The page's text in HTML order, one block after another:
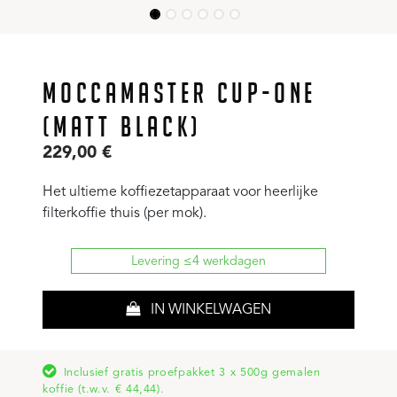
MOCCAMASTER CUP-ONE
(MATT BLACK)
229,00 €
Het ultieme koffiezetapparaat voor heerlijke
filterkoffie thuis (per mok).
Levering ≤4 werkdagen
IN WINKELWAGEN
Inclusief gratis proefpakket 3 x 500g gemalen
koffie (t.w.v. € 44,44).